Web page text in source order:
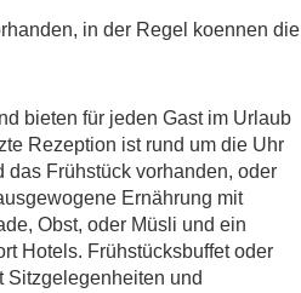
in der Regel koennen die
bieten für jeden Gast im Urlaub
Rezeption ist rund um die Uhr
das Frühstück vorhanden, oder
Ernährung mit
Obst, oder Müsli und ein
Hotels. Frühstücksbuffet oder
Sitzgelegenheiten und